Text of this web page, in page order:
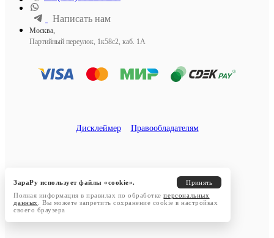
Написать нам
Москва,
Партийный переулок, 1к58с2, каб. 1А
Дисклеймер Правообладателям
ЗараРу использует файлы «cookie».
Принять
Полная информация в правилах по обработкеперсональных
данных
. Вы можете запретить сохранение cookie в настройках
своего браузера